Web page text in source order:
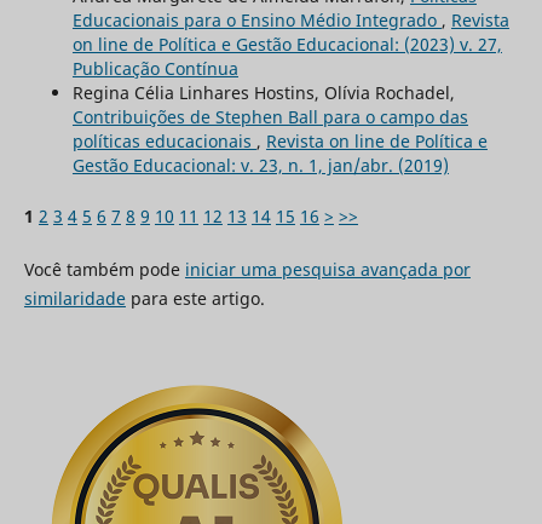
Educacionais para o Ensino Médio Integrado , Revista
on line de Política e Gestão Educacional: (2023) v. 27,
Publicação Contínua
Regina Célia Linhares Hostins, Olívia Rochadel,
Contribuições de Stephen Ball para o campo das
políticas educacionais , Revista on line de Política e
Gestão Educacional: v. 23, n. 1, jan/abr. (2019)
1 2 3 4 5 6 7 8 9 10 11 12 13 14 15 16 > >>
Você também pode iniciar uma pesquisa avançada por
similaridadepara este artigo.